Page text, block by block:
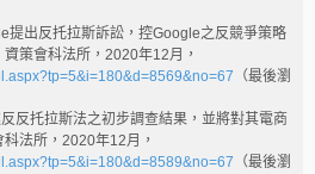
提出反托拉斯訴訟，控Google之反競爭策略
策會科法所，2020年12月，
（最後瀏
反托拉斯法之初步調查結果，並將對其電商
法所，2020年12月，
（最後瀏